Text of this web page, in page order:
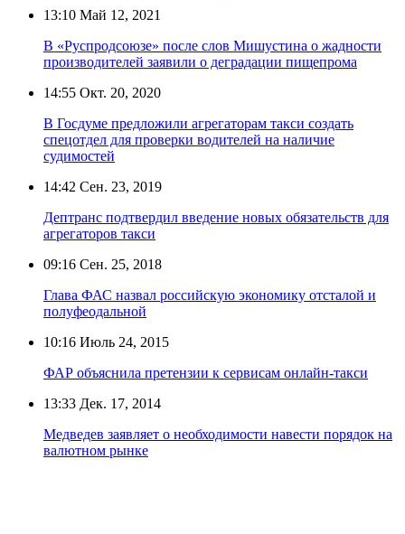
13:10 Май 12, 2021
В «Руспродсоюзе» после слов Мишустина о жадности
производителей заявили о деградации пищепрома
14:55 Окт. 20, 2020
В Госдуме предложили агрегаторам такси создать
спецотдел для проверки водителей на наличие
судимостей
14:42 Сен. 23, 2019
Дептранс подтвердил введение новых обязательств для
агрегаторов такси
09:16 Сен. 25, 2018
Глава ФАС назвал российскую экономику отсталой и
полуфеодальной
10:16 Июль 24, 2015
ФАР объяснила претензии к сервисам онлайн-такси
13:33 Дек. 17, 2014
Медведев заявляет о необходимости навести порядок на
валютном рынке